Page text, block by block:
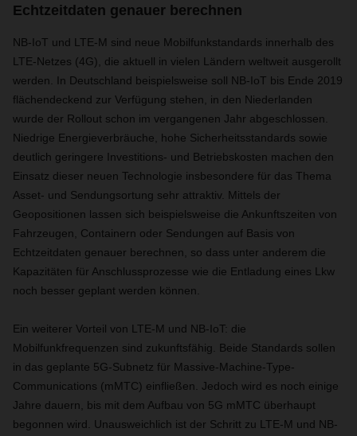
Echtzeitdaten genauer berechnen
NB-IoT und LTE-M sind neue Mobilfunkstandards innerhalb des
LTE-Netzes (4G), die aktuell in vielen Ländern weltweit ausgerollt
werden. In Deutschland beispielsweise soll NB-IoT bis Ende 2019
flächendeckend zur Verfügung stehen, in den Niederlanden
wurde der Rollout schon im vergangenen Jahr abgeschlossen.
Niedrige Energieverbräuche, hohe Sicherheitsstandards sowie
deutlich geringere Investitions- und Betriebskosten machen den
Einsatz dieser neuen Technologie insbesondere für das Thema
Asset- und Sendungsortung sehr attraktiv. Mittels der
Geopositionen lassen sich beispielsweise die Ankunftszeiten von
Fahrzeugen, Containern oder Sendungen auf Basis von
Echtzeitdaten genauer berechnen, so dass unter anderem die
Kapazitäten für Anschlussprozesse wie die Entladung eines Lkw
noch besser geplant werden können.
Ein weiterer Vorteil von LTE-M und NB-IoT: die
Mobilfunkfrequenzen sind zukunftsfähig. Beide Standards sollen
in das geplante 5G-Subnetz für Massive-Machine-Type-
Communications (mMTC) einfließen. Jedoch wird es noch einige
Jahre dauern, bis mit dem Aufbau von 5G mMTC überhaupt
begonnen wird. Unausweichlich ist der Schritt zu LTE-M und NB-